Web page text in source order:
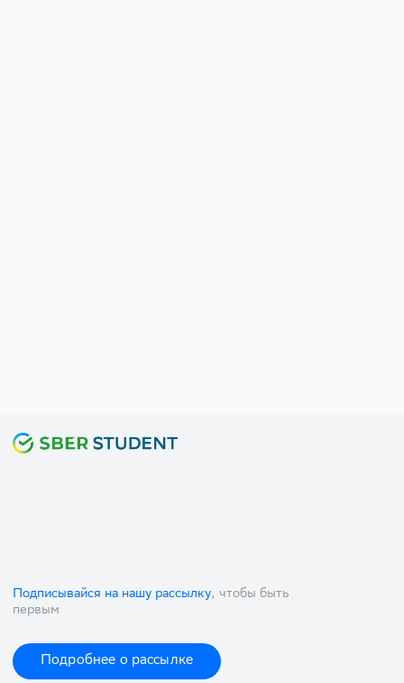
Подписывайся на нашу рассылку, чтобы быть
первым
Подробнее о рассылке